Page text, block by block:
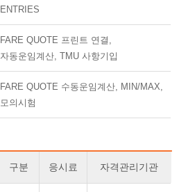
ENTRIES
FARE QUOTE 프린트 연결,
자동운임계산, TMU 사항기입
FARE QUOTE 수동운임계산, MIN/MAX,
모의시험
구분 응시료 자격관리기관